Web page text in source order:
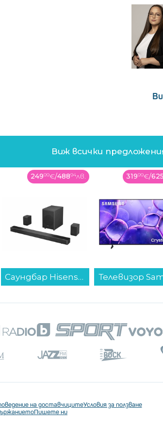
Виж всички
24999€/48894лв.
Саундбар Hisense AX5125H...
31999€/
на доставчицитеУсловия за ползване
Пишете ни